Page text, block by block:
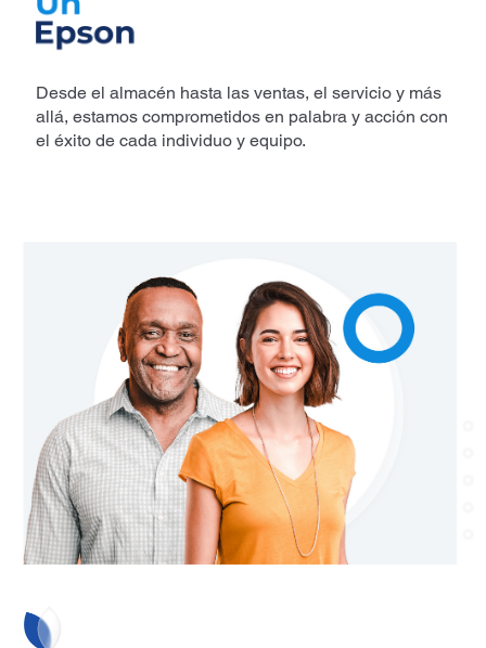
Desde el almacén hasta las ventas, el servicio y más
allá, estamos comprometidos en palabra y acción con
el éxito de cada individuo y equipo.